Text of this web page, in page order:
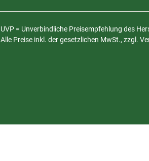
UVP = Unverbindliche Preisempfehlung des
Alle Preise inkl. der gesetzlichen MwSt., zzgl.